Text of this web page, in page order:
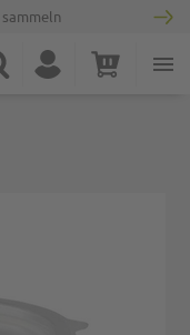
Konto Warenkorb